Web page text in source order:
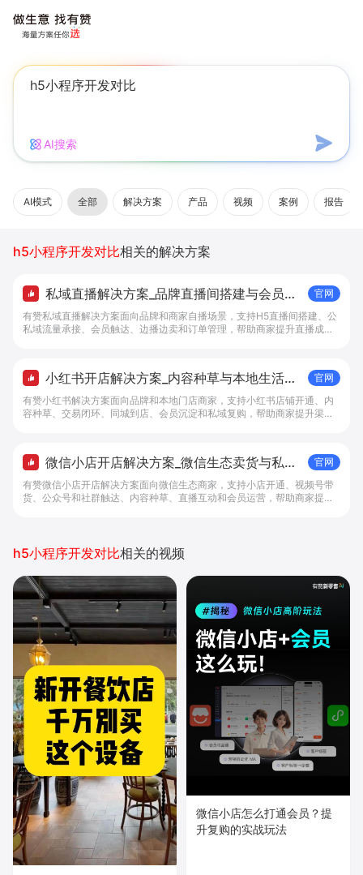
AI搜索
AI模式 全部 解决方案 产品 视频 案例 报告
h5小程序开发对比相关的解决方案
私域直播解决方案_品牌直播间搭建与会员成
交工具 - 做生意, 找有赞
官网
有赞私域直播解决方案面向品牌和商家自播场景，支持H5直播间搭建、公
私域流量承接、会员触达、边播边卖和订单管理，帮助商家提升直播成交
小红书开店解决方案_内容种草与本地生活转
化工具 - 做生意, 找有赞
官网
有赞小红书解决方案面向品牌和本地门店商家，支持小红书店铺开通、内
容种草、交易闭环、同城到店、会员沉淀和私域复购，帮助商家提升渠道
微信小店开店解决方案_微信生态卖货与私域
经营 - 做生意, 找有赞
官网
有赞微信小店开店解决方案面向微信生态商家，支持小店开通、视频号带
货、公众号和社群触达、内容种草、直播互动和会员运营，帮助商家提升
h5小程序开发对比相关的视频
微信小店怎么打通会员？提
升复购的实战玩法